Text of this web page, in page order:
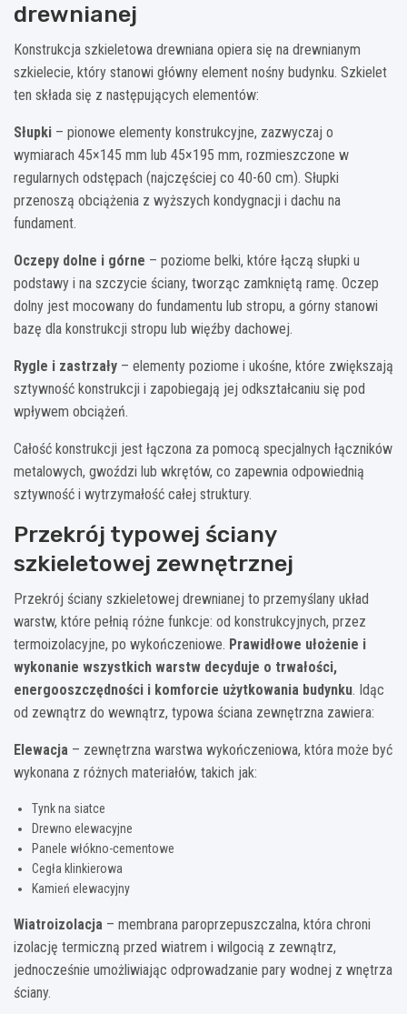
drewnianej
Konstrukcja szkieletowa drewniana opiera się na drewnianym
szkielecie, który stanowi główny element nośny budynku. Szkielet
ten składa się z następujących elementów:
Słupki – pionowe elementy konstrukcyjne, zazwyczaj o
wymiarach 45×145 mm lub 45×195 mm, rozmieszczone w
regularnych odstępach (najczęściej co 40-60 cm). Słupki
przenoszą obciążenia z wyższych kondygnacji i dachu na
fundament.
Oczepy dolne i górne – poziome belki, które łączą słupki u
podstawy i na szczycie ściany, tworząc zamkniętą ramę. Oczep
dolny jest mocowany do fundamentu lub stropu, a górny stanowi
bazę dla konstrukcji stropu lub więźby dachowej.
Rygle i zastrzały – elementy poziome i ukośne, które zwiększają
sztywność konstrukcji i zapobiegają jej odkształcaniu się pod
wpływem obciążeń.
Całość konstrukcji jest łączona za pomocą specjalnych łączników
metalowych, gwoździ lub wkrętów, co zapewnia odpowiednią
sztywność i wytrzymałość całej struktury.
Przekrój typowej ściany
szkieletowej zewnętrznej
Przekrój ściany szkieletowej drewnianej to przemyślany układ
warstw, które pełnią różne funkcje: od konstrukcyjnych, przez
termoizolacyjne, po wykończeniowe. Prawidłowe ułożenie i
wykonanie wszystkich warstw decyduje o trwałości,
energooszczędności i komforcie użytkowania budynku. Idąc
od zewnątrz do wewnątrz, typowa ściana zewnętrzna zawiera:
Elewacja – zewnętrzna warstwa wykończeniowa, która może być
wykonana z różnych materiałów, takich jak:
Tynk na siatce
Drewno elewacyjne
Panele włókno-cementowe
Cegła klinkierowa
Kamień elewacyjny
Wiatroizolacja – membrana paroprzepuszczalna, która chroni
izolację termiczną przed wiatrem i wilgocią z zewnątrz,
jednocześnie umożliwiając odprowadzanie pary wodnej z wnętrza
ściany.